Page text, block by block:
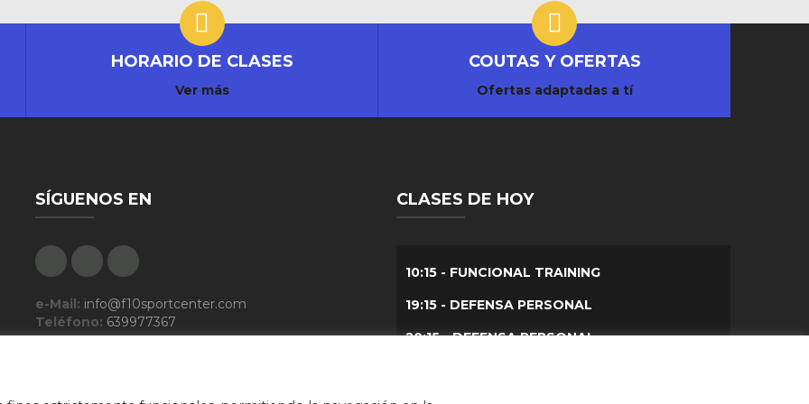
HORARIO DE CLASES
Ver más
COUTAS Y OFERTAS
Ofertas adaptadas a tí
SÍGUENOS EN
FacebookGoogle Plus
e-Mail: info@f10sportcenter.com
Teléfono: 639977367
CLASES DE HOY
10:15 - FUNCIONAL TRAINING
19:15 - DEFENSA PERSONAL
20:15 - DEFENSA PERSONAL